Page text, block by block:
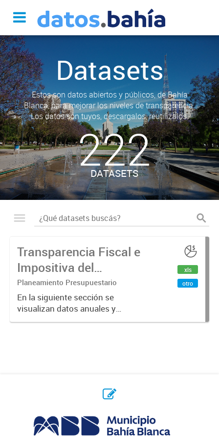
Datasets
Estos son datos abiertos y públicos, de Bahía
Blanca, para mejorar los niveles de transparencia.
Los datos son tuyos, descargalos, reutilizalos.
222
DATASETS
Transparencia Fiscal e
Impositiva del
Municipio. Año 2024
Planeamiento Presupuestario
En la siguiente sección se
visualizan datos anuales y
trimestrales referidos a la
xls
otro